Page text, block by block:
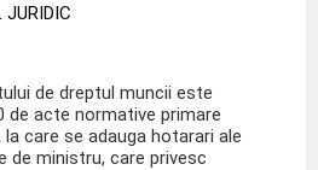
JURIDIC
de dreptul muncii este
de acte normative primare
care se adauga hotarari ale
de ministru, care privesc